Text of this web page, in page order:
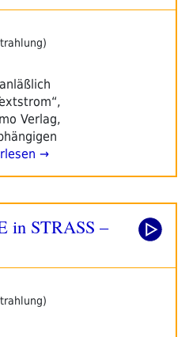
Verlag,
→
in STRASS –